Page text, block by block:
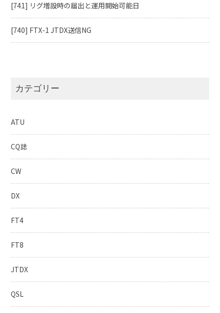
[741] リグ増設時の届出と運用開始可能日
[740] FTX-1 JTDX送信NG
カテゴリー
ATU
CQ誌
CW
DX
FT4
FT8
JTDX
QSL